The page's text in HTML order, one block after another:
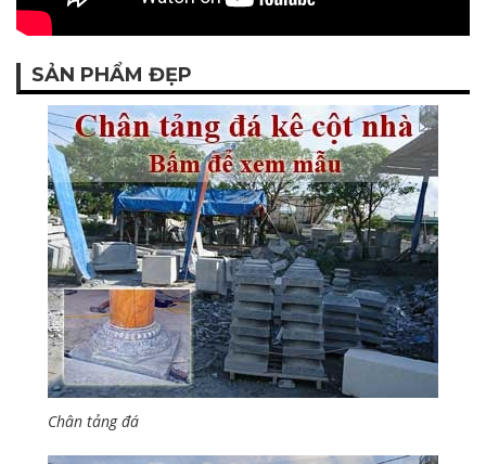
SẢN PHẨM ĐẸP
Chân tảng đá